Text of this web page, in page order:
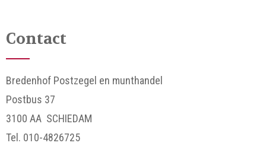
Contact
Bredenhof Postzegel en munthandel
Postbus 37
3100 AA SCHIEDAM
Tel. 010-4826725